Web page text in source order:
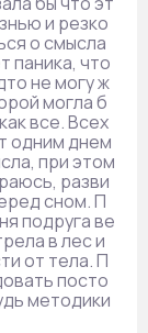
и резко
о смысла
паника, что
не могу ж
могла б
все. Всех
одним днем
при этом
разви
сном. П
подруга ве
в лес и
от тела. П
посто
методики